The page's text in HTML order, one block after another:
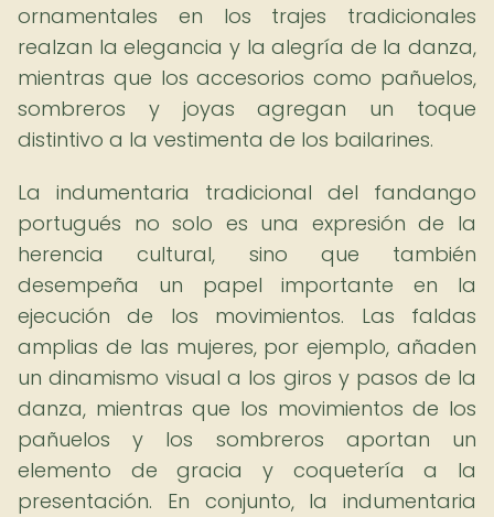
ornamentales en los trajes tradicionales
realzan la elegancia y la alegría de la danza,
mientras que los accesorios como pañuelos,
sombreros y joyas agregan un toque
distintivo a la vestimenta de los bailarines.
La indumentaria tradicional del fandango
portugués no solo es una expresión de la
herencia cultural, sino que también
desempeña un papel importante en la
ejecución de los movimientos. Las faldas
amplias de las mujeres, por ejemplo, añaden
un dinamismo visual a los giros y pasos de la
danza, mientras que los movimientos de los
pañuelos y los sombreros aportan un
elemento de gracia y coquetería a la
presentación. En conjunto, la indumentaria